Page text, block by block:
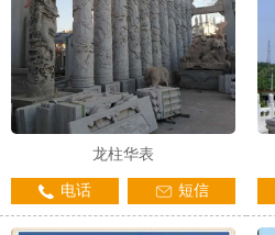
龙柱华表
电话 短信